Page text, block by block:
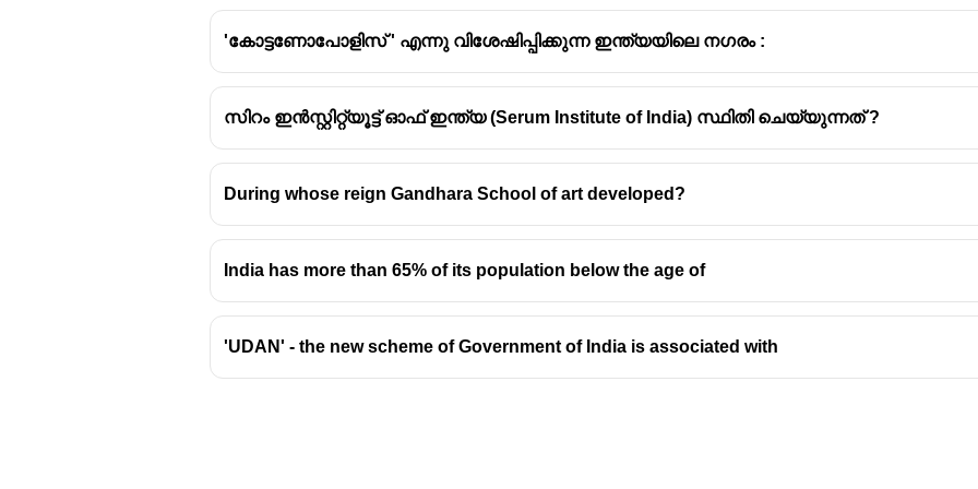
ഹെയ്‌ലി ദേശീയോദ്യാനം
ഇന്ത്യയിലെ ആദ്യത്തെ ദേശീയോദ്യാനം ഹെയ്‌ലി ദേശീയോദ്യാനമാണ്
1936-ലാണ് സ്ഥാപിതമായത്
എന്നാണ് നിലവിൽ അറിയപ്പെടുന്നത്
ഉത്തരാഖണ്ഡിലെ നൈനിറ്റാൾ ജില്ലയിലാണ് സ്ഥിതി ചെയ്യുന്നത്.
'കോട്ടണോപോളിസ് ' എന്നു വിശേഷിപ്പിക്കുന്ന ഇന്ത്യയിലെ നഗരം :
സിറം ഇൻസ്റ്റിറ്റ്യൂട്ട് ഓഫ് ഇന്ത്യ (Serum Institute of India) സ്ഥിതി ചെയ്യുന്നത് ?
During whose reign Gandhara School of art developed?
India has more than 65% of its population below the age of
'UDAN' - the new scheme of Government of India is associated with